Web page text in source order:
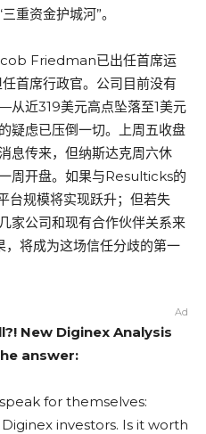
重资金护城河”。
Friedman已出任首席运
首席行政官。公司目前没有
近319美元高点坠落至1美元
虑已压倒一切。上周五收盘
息传来，但纳斯达克周六休
周开盘。如果与Resulticks的
规模将实现跃升；但若失
家公司和现有合作伙伴关系来
将成为这场信任分歧的第一
Ad
New Diginex Analysis
answer:
for themselves:
investors. Is it worth